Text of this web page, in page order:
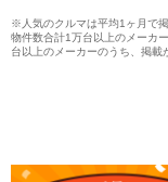
※人気のクルマは平均1ヶ月で
物件数合計1万台以上のメーカ
台以上のメーカーのうち、掲